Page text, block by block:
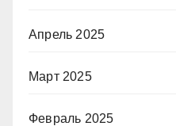
Апрель 2025
Март 2025
Февраль 2025